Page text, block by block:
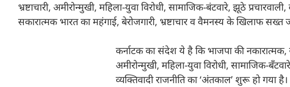
भ्रष्टाचारी, अमीरोन्मुखी, महिला-युवा विरोधी, सामाजिक-बंटवारे, झूठे
सकारात्मक भारत का महंगाई, बेरोजगारी, भ्रष्टाचार व वैमनस्य के खिलाफ
कर्नाटक का संदेश ये है कि भाजपा की नकारात्मक,
अमीरोन्मुखी, महिला-युवा विरोधी, सामाजिक-
व्यक्तिवादी राजनीति का ‘अंतकाल’ शुरू हो गया है।